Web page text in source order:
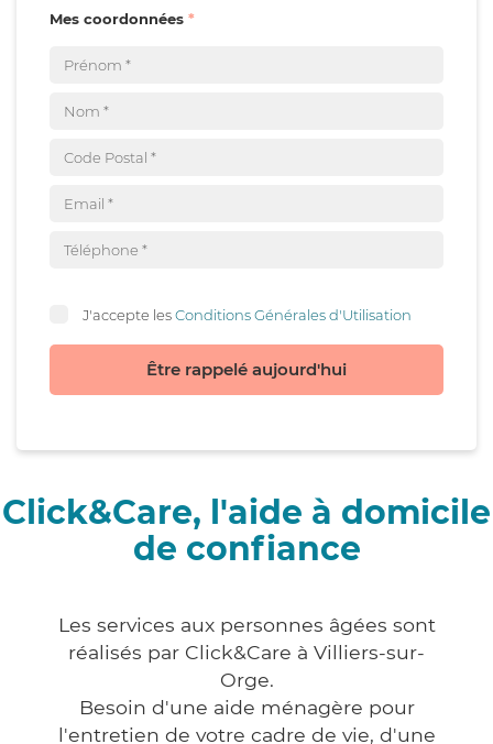
Mes coordonnées
J'accepte lesConditions Générales d'Utilisation
Être rappelé aujourd'hui
Click&Care, l'aide à domicile
de confiance
Les services aux personnes âgées sont
réalisés par Click&Care à Villiers-sur-
Orge.
Besoin d'une aide ménagère pour
l'entretien de votre cadre de vie, d'une